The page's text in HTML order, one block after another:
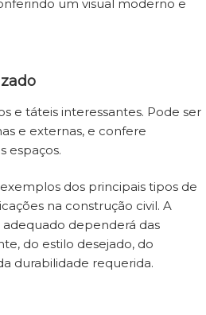
um visual moderno e
e táteis interessantes. Pode ser
e externas, e confere
espaços.
dos principais tipos de
na construção civil. A
dependerá das
do estilo desejado, do
durabilidade requerida.